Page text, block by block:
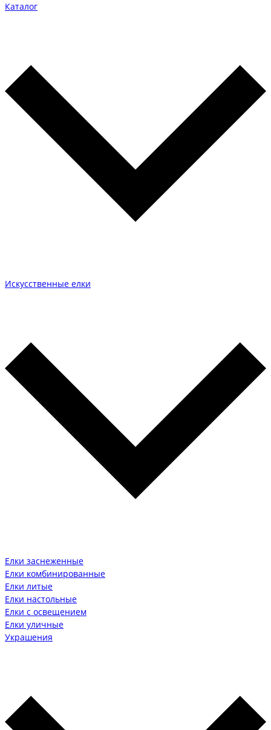
Каталог
Искусственные елки
Елки заснеженные
Елки комбинированные
Елки литые
Елки настольные
Елки с освещением
Елки уличные
Украшения